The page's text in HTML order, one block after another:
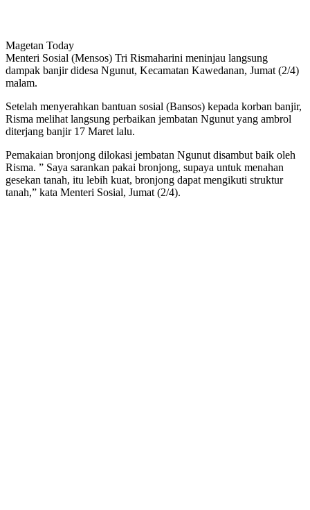
Magetan Today
Menteri Sosial (Mensos) Tri Rismaharini meninjau langsung
dampak banjir didesa Ngunut, Kecamatan Kawedanan, Jumat (2/4)
malam.
Setelah menyerahkan bantuan sosial (Bansos) kepada korban banjir,
Risma melihat langsung perbaikan jembatan Ngunut yang ambrol
diterjang banjir 17 Maret lalu.
Pemakaian bronjong dilokasi jembatan Ngunut disambut baik oleh
Risma. ” Saya sarankan pakai bronjong, supaya untuk menahan
gesekan tanah, itu lebih kuat, bronjong dapat mengikuti struktur
tanah,” kata Menteri Sosial, Jumat (2/4).